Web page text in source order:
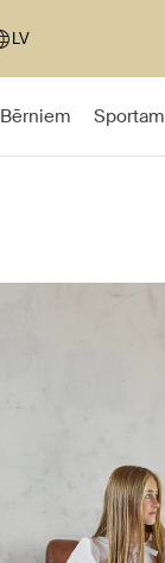
LV
Bērniem Sportam